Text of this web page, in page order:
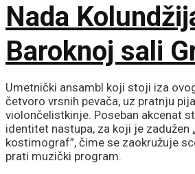
Nada
Baroknoj sali
kuće
Umetnički ansambl koji stoji iza
četvoro vrsnih pevača, uz pratnju
violončelistkinje. Poseban akcenat
identitet nastupa, za koji je zadužen
kostimograf”, čime se zaokružuje
prati muzički program.